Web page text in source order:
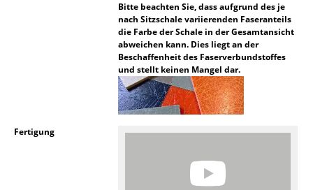
Aufbewahrungsboxen
Decken
Bitte beachten Sie, dass aufgrund des je
nach Sitzschale variierenden Faseranteils
die Farbe der Schale in der Gesamtansicht
abweichen kann. Dies liegt an der
Beschaffenheit des Faserverbundstoffes
und stellt keinen Mangel dar.
Fertigung